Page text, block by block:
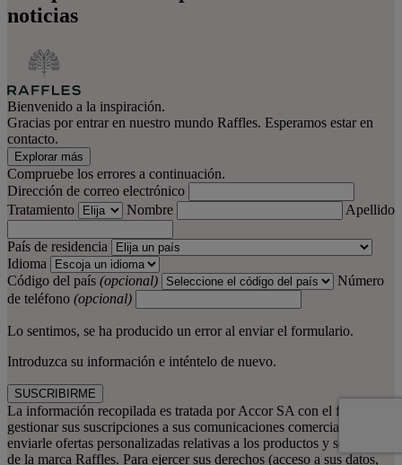
noticias
Bienvenido a la inspiración.
Gracias por entrar en nuestro mundo Raffles. Esperamos estar en
contacto.
Explorar más
Compruebe los errores a continuación.
Dirección de correo electrónico
Tratamiento
Nombre Apellido
País de residencia
Idioma
Código del país (opcional)
Número
de teléfono (opcional)
Lo sentimos, se ha producido un error al enviar el formulario.
Introduzca su información e inténtelo de nuevo.
SUSCRIBIRME
La información recopilada es tratada por Accor SA con el fin de
gestionar sus suscripciones a sus comunicaciones comerciales y
enviarle ofertas personalizadas relativas a los productos y servicios
de la marca Raffles. Para ejercer sus derechos (acceso a sus datos,